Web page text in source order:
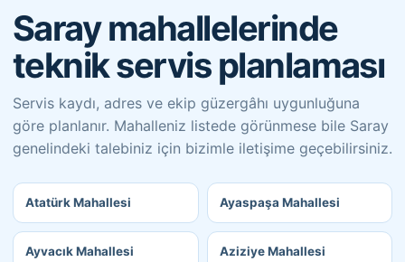
Saray mahallelerinde
teknik servis planlaması
Servis kaydı, adres ve ekip güzergâhı uygunluğuna
göre planlanır. Mahalleniz listede görünmese bile Saray
genelindeki talebiniz için bizimle iletişime geçebilirsiniz.
Atatürk Mahallesi Ayaspaşa Mahallesi
Ayvacık Mahallesi Aziziye Mahallesi